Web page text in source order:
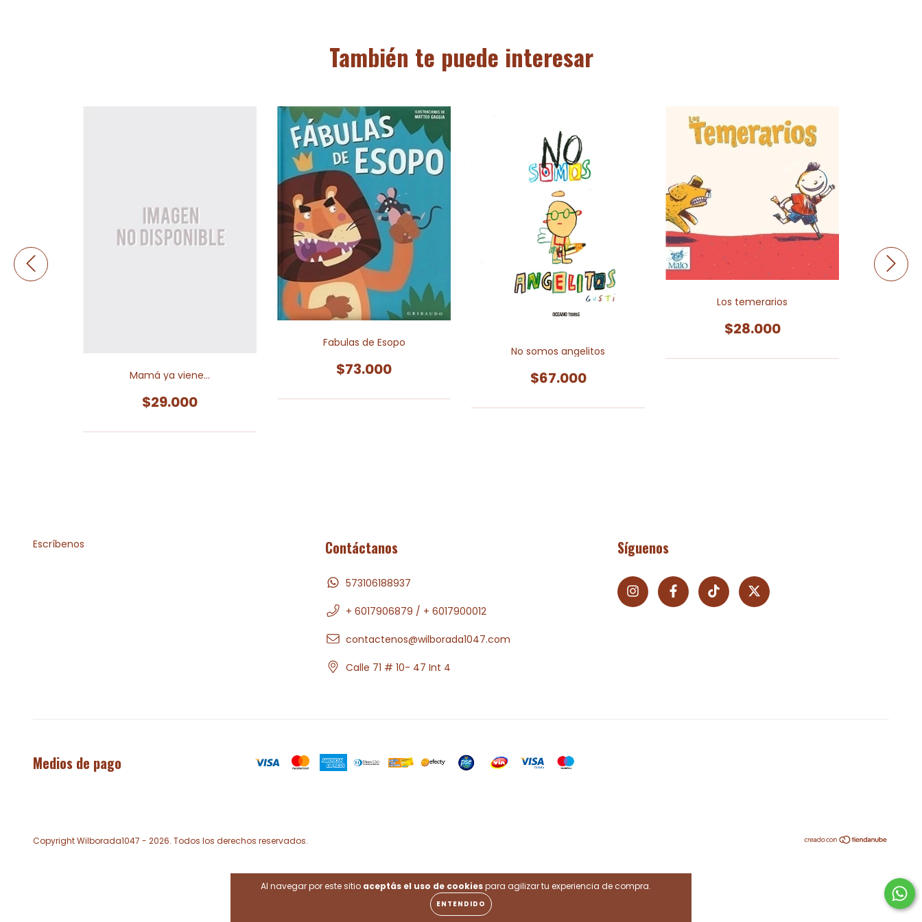
Al navegar por este sitio aceptás el uso de cookiespara agilizar tu experiencia de compra.
ENTENDIDO
También te puede interesar
Mamá ya viene...
$29.000
Fabulas de Esopo
$73.000
No somos angelitos
$67.000
Los temerarios
$28.000
Escríbenos Contáctanos
573106188937
+ 6017906879 / + 6017900012
contactenos@wilborada1047.com
Calle 71 # 10- 47 Int 4
Síguenos
Medios de pago
Copyright Wilborada1047 - 2026. Todos los derechos reservados.